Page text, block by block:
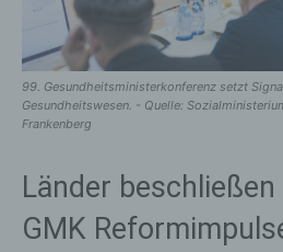
99. Gesundheitsministerkonferenz setzt
Gesundheitswesen. - Quelle:
Frankenberg
Länder
GMK